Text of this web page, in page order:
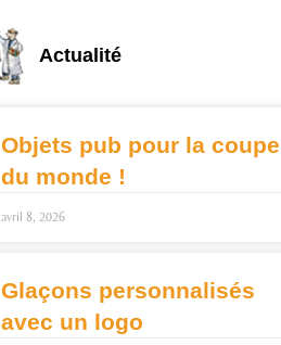
Actualité
Objets pub pour la coupe
du monde !
avril 8, 2026
Glaçons personnalisés
avec un logo